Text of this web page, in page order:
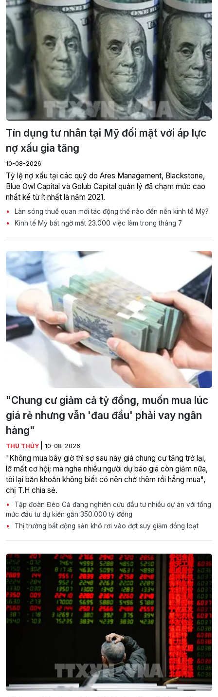
Tín dụng tư nhân tại Mỹ đối mặt với áp lực
nợ xấu gia tăng
10-08-2026
Tỷ lệ nợ xấu tại các quỹ do Ares Management, Blackstone,
Blue Owl Capital và Golub Capital quản lý đã chạm mức cao
nhất kể từ ít nhất là năm 2021.
Làn sóng thuế quan mới tác động thế nào đến nền kinh tế Mỹ?
Kinh tế Mỹ bất ngờ mất 23.000 việc làm trong tháng 7
"Chung cư giảm cả tỷ đồng, muốn mua lúc
giá rẻ nhưng vẫn 'đau đầu' phải vay ngân
hàng"
THU THỦY 10-08-2026
"Không mua bây giờ thì sợ sau này giá chung cư tăng trở lại,
lỡ mất cơ hội; mà nghe nhiều người dự báo giá còn giảm nữa,
tôi lại băn khoăn không biết có nên chờ thêm rồi hẵng mua",
chị T.H chia sẻ.
Tập đoàn Đèo Cả đang nghiên cứu đầu tư nhiều dự án với tổng
mức đầu tư dự kiến gần 350.000 tỷ đồng
Thị trường bất động sản khó rơi vào đợt suy giảm đồng loạt